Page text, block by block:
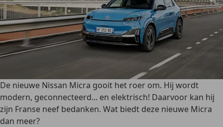
De nieuwe Nissan Micra gooit het roer om. Hij wordt
modern, geconnecteerd... en elektrisch! Daarvoor kan hij
zijn Franse neef bedanken. Wat biedt deze nieuwe Micra
dan meer?